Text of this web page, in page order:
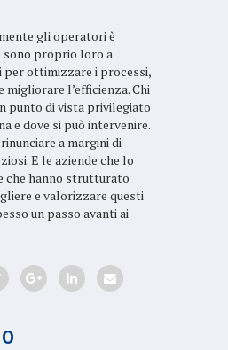
gli operatori è
sono proprio loro a
per ottimizzare i processi,
migliorare l’efficienza. Chi
punto di vista privilegiato
e dove si può intervenire.
a margini di
E le aziende che lo
che hanno strutturato
e valorizzare questi
un passo avanti ai